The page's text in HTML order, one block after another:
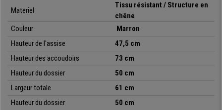
Lesformes enveloppantes du modèle
dossier haut,
rembourrés
optimal de l’utilisateur. Nous avons ici un modèle esthétique et
confortable. Que demander de plus !
Lepiétement est composé de quatre pieds en bois
l’ensemble du siège est ainsi assurée. Les embouts
ils protègent également le sol.
Materiel
Tissu résistant / Structure en
chêne
Couleur
Marron
Hauteur de l'assise
47,5 cm
Hauteur des accoudoirs
73 cm
Hauteur du dossier
50 cm
Largeur totale
61 cm
Hauteur du dossier
50 cm